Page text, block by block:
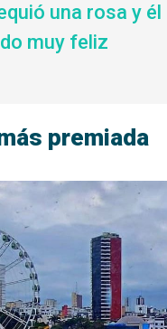
una rosa y él
muy feliz
premiada